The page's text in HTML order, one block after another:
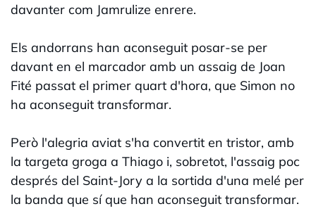
davanter com Jamrulize enrere.
Els andorrans han aconseguit posar-se per
davant en el marcador amb un assaig de Joan
Fité passat el primer quart d'hora, que Simon no
ha aconseguit transformar.
Però l'alegria aviat s'ha convertit en tristor, amb
la targeta groga a Thiago i, sobretot, l'assaig poc
després del Saint-Jory a la sortida d'una melé per
la banda que sí que han aconseguit transformar.